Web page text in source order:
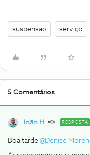
suspensao serviço
5 Comentários
João H. RESPOSTA
Boa tarde @Denise